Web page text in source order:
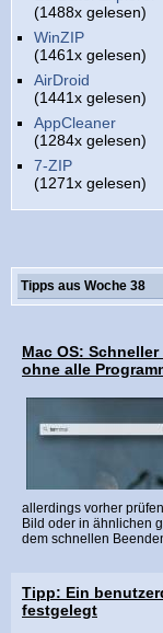
(1488x gelesen)
WinZIP
(1461x gelesen)
AirDroid
(1441x gelesen)
AppCleaner
(1284x gelesen)
7-ZIP
(1271x gelesen)
Tipps aus Woche 38
Mac OS:
ohne alle
allerdings vorher
Bild oder in ähnlichen
dem schnellen
Tipp: Ein
festgelegt